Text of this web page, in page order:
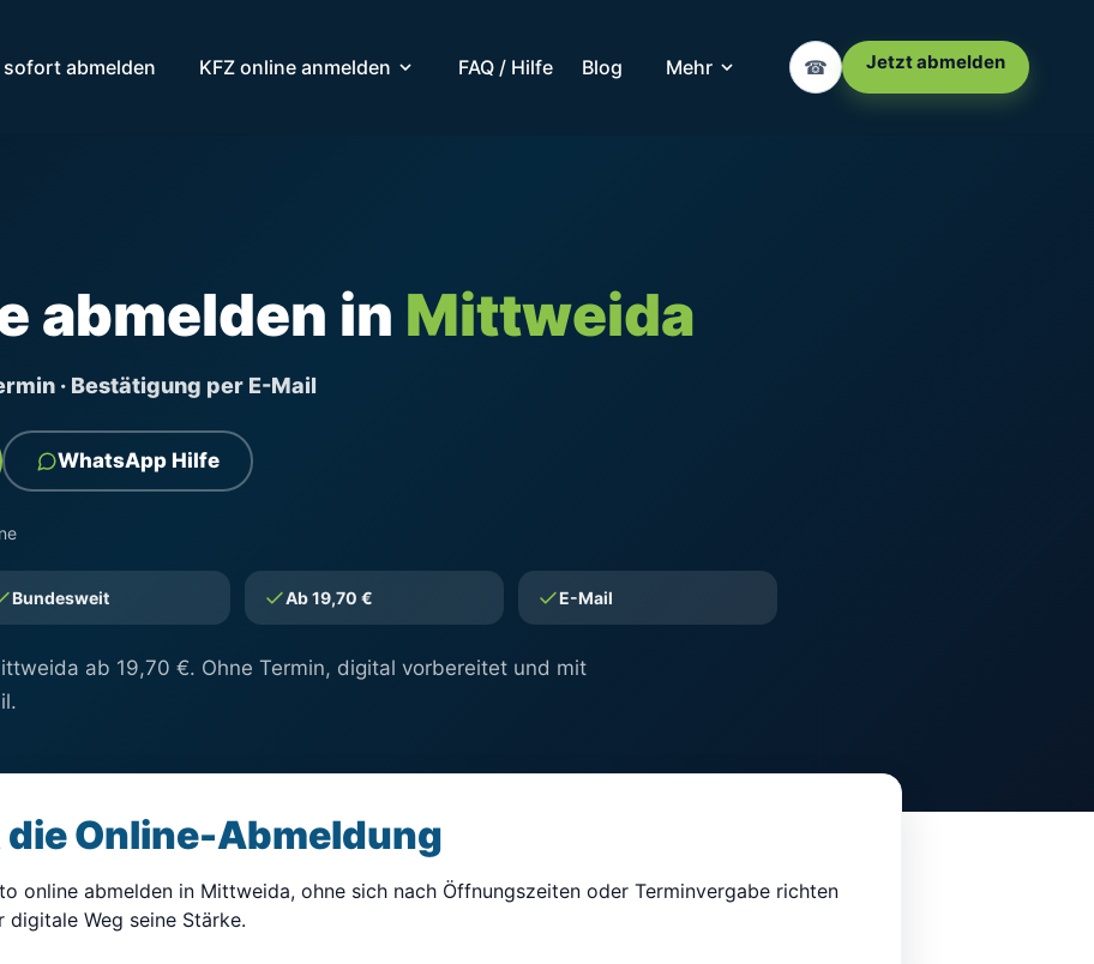
sofort abmelden KFZ online anmelden FAQ / Hilfe Blog Mehr ☎ Jetzt abmelden
abmelden in Mittweida
· Bestätigung per E-Mail
WhatsApp Hilfe
Bundesweit Ab 19,70 € E-Mail
ab 19,70 €. Ohne Termin, digital vorbereitet und mit
Online-Abmeldung
online abmelden in Mittweida, ohne sich nach Öffnungszeiten oder Terminvergabe richten
digitale Weg seine Stärke.